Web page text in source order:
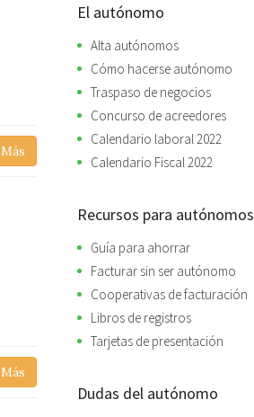
El autónomo
Alta autónomos
Cómo hacerse autónomo
Traspaso de negocios
Concurso de acreedores
Calendario laboral 2022
Calendario Fiscal 2022
Recursos para autónomos
Guía para ahorrar
Facturar sin ser autónomo
Cooperativas de facturación
Libros de registros
Tarjetas de presentación
Dudas del autónomo